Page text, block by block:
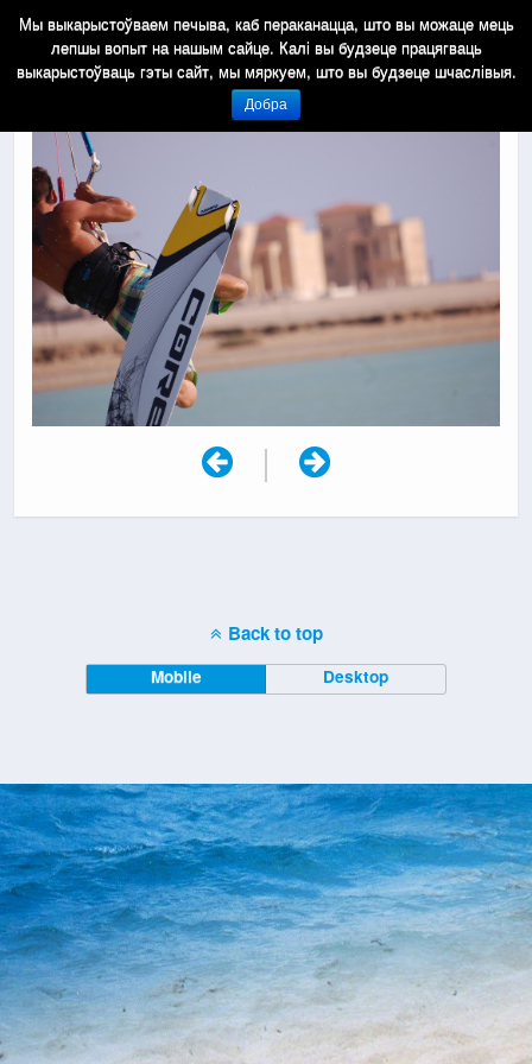
|
Мы выкарыстоўваем печыва, каб пераканацца, што вы можаце мець
лепшы вопыт на нашым сайце. Калі вы будзеце працягваць
выкарыстоўваць гэты сайт, мы мяркуем, што вы будзеце шчаслівыя.
Добра
Back to top
Mobile Desktop